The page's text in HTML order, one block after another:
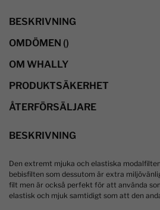
BESKRIVNING
OMDÖMEN ()
OM WHALLY
PRODUKTSÄKERHET
ÅTERFÖRSÄLJARE
BESKRIVNING
Den extremt mjuka och elastiska
bebisfilten som dessutom är extra
filt men är också perfekt för att använda
elastisk och mjuk samtidigt som att den